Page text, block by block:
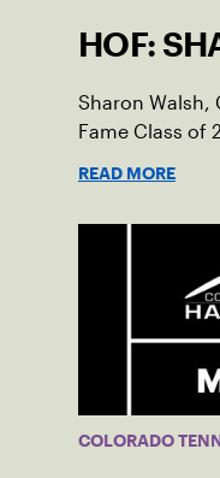
HOF:
Sharon Walsh,
Fame Class of
READ MORE
COLORADO